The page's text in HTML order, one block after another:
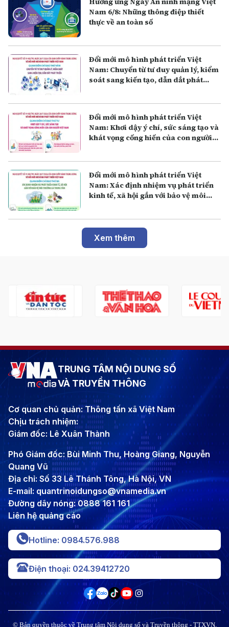
Nam 6/8: Những thông điệp thiết
thực về an toàn số
Đổi mới mô hình phát triển Việt
Nam: Chuyển từ tư duy quản lý, kiểm
soát sang kiến tạo, dẫn dắt phát
Đổi mới mô hình phát triển Việt
Nam: Khơi dậy ý chí, sức sáng tạo và
khát vọng cống hiến của con người
Đổi mới mô hình phát triển Việt
Nam: Xác định nhiệm vụ phát triển
kinh tế, xã hội gắn với bảo vệ môi
Xem thêm
TRUNG TÂM NỘI DUNG SỐ
VÀ TRUYỀN THÔNG
Cơ quan chủ quản: Thông tấn xã Việt Nam
Chịu trách nhiệm:
Giám đốc: Lê Xuân Thành
Phó Giám đốc: Bùi Minh Thu, Hoàng Giang, Nguyễn
Quang Vũ
Địa chỉ: Số 33 Lê Thánh Tông, Hà Nội, VN
E-mail: quantrinoidungso@vnamedia.vn
Đường dây nóng: 0888 161 161
Liên hệ quảng cáo
Hotline: 0984.576.988
Điện thoại: 024.39412720
© Bản quyền thuộc về Trung tâm Nội dung số và Truyền thông - TTXVN,